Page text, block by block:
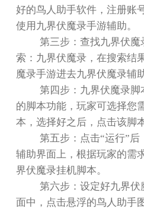
好的鸟人助手软件，注册账
使用九界伏魔录手游辅助。
第三步：查找九界伏
索：九界伏魔录，在搜索结
魔录手游进去九界伏魔录辅
第四步：九界伏魔录
的脚本功能，玩家可选择您
本，选择好之后，点击该脚
第五步：点击“运行”后
辅助界面上，根据玩家的需
界伏魔录挂机脚本。
第六步：设定好九界
面中，点击悬浮的鸟人助手